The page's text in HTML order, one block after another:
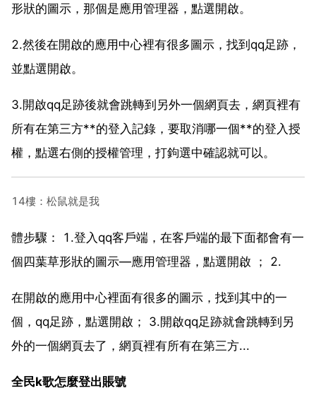
形狀的圖示，那個是應用管理器，點選開啟。
2.然後在開啟的應用中心裡有很多圖示，找到qq足跡，
並點選開啟。
3.開啟qq足跡後就會跳轉到另外一個網頁去，網頁裡有
所有在第三方**的登入記錄，要取消哪一個**的登入授
權，點選右側的授權管理，打鉤選中確認就可以。
14樓：松鼠就是我
體步驟： 1.登入qq客戶端，在客戶端的最下面都會有一
個四葉草形狀的圖示—應用管理器，點選開啟 ； 2.
在開啟的應用中心裡面有很多的圖示，找到其中的一
個，qq足跡，點選開啟； 3.開啟qq足跡就會跳轉到另
外的一個網頁去了，網頁裡有所有在第三方...
全民k歌怎麼登出賬號